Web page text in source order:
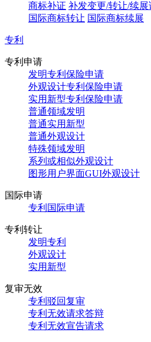
商标补证 补发变更/转让/续
国际商标转让 国际商标续展
专利
专利申请
发明专利保险申请
外观设计专利保险申请
实用新型专利保险申请
普通领域发明
普通实用新型
普通外观设计
特殊领域发明
系列或相似外观设计
图形用户界面GUI外观设计
国际申请
专利国际申请
专利转让
发明专利
外观设计
实用新型
复审无效
专利驳回复审
专利无效请求答辩
专利无效宣告请求